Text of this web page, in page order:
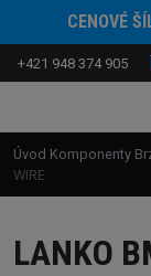
CENOVÉ
+421 948 374 905
Úvod Komponenty
WIRE
LANKO